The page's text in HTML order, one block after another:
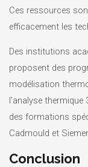
Ces ressources
efficacement les
Des institutions
proposent des
modélisation
l’analyse
des formations
Cadmould et
Conclusion